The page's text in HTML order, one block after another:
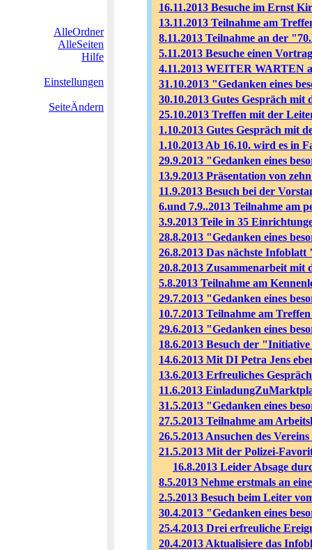
AlleOrdner
AlleSeiten
Hilfe
Einstellungen
SeiteÄndern
16.11.2013 Besuche im Ernst
13.11.2013 Teilnahme am
8.11.2013 Teilnahme an der
5.11.2013 Besuche einen
4.11.2013 WEITER WARTEN
31.10.2013 "Gedanken eines
30.10.2013 Gutes Gespräch
25.10.2013 Treffen mit der
1.10.2013 Gutes Gespräch mit
1.10.2013 Ab 16.10. wird es in
29.9.2013 "Gedanken eines
13.9.2013 Präsentation von
11.9.2013 Besuch bei der
6.und 7.9..2013 Teilnahme am
3.9.2013 Teile in 35
28.8.2013 "Gedanken eines
26.8.2013 Das nächste
20.8.2013 Zusammenarbeit mit
5.8.2013 Teilnahme am
29.7.2013 "Gedanken eines
10.7.2013 Teilnahme am
29.6.2013 "Gedanken eines
18.6.2013 Besuch der
14.6.2013 Mit DI Petra Jens
13.6.2013 Erfreuliches
11.6.2013
31.5.2013 "Gedanken eines
27.5.2013 Teilnahme am
26.5.2013 Ansuchen des
21.5.2013 Mit der Polizei-
16.8.2013 Leider Absage
8.5.2013 Nehme erstmals an
2.5.2013 Besuch beim Leiter
30.4.2013 "Gedanken eines
25.4.2013 Drei erfreuliche
20.4.2013 Aktualisiere das